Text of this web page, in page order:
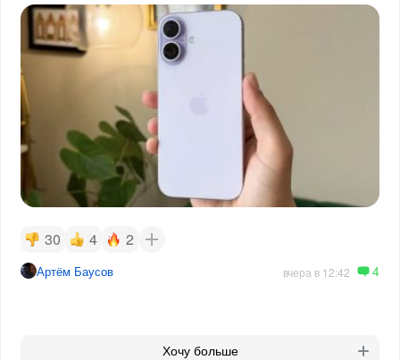
30 4 2
Артём Баусов вчера в 12:42 4
Хочу больше